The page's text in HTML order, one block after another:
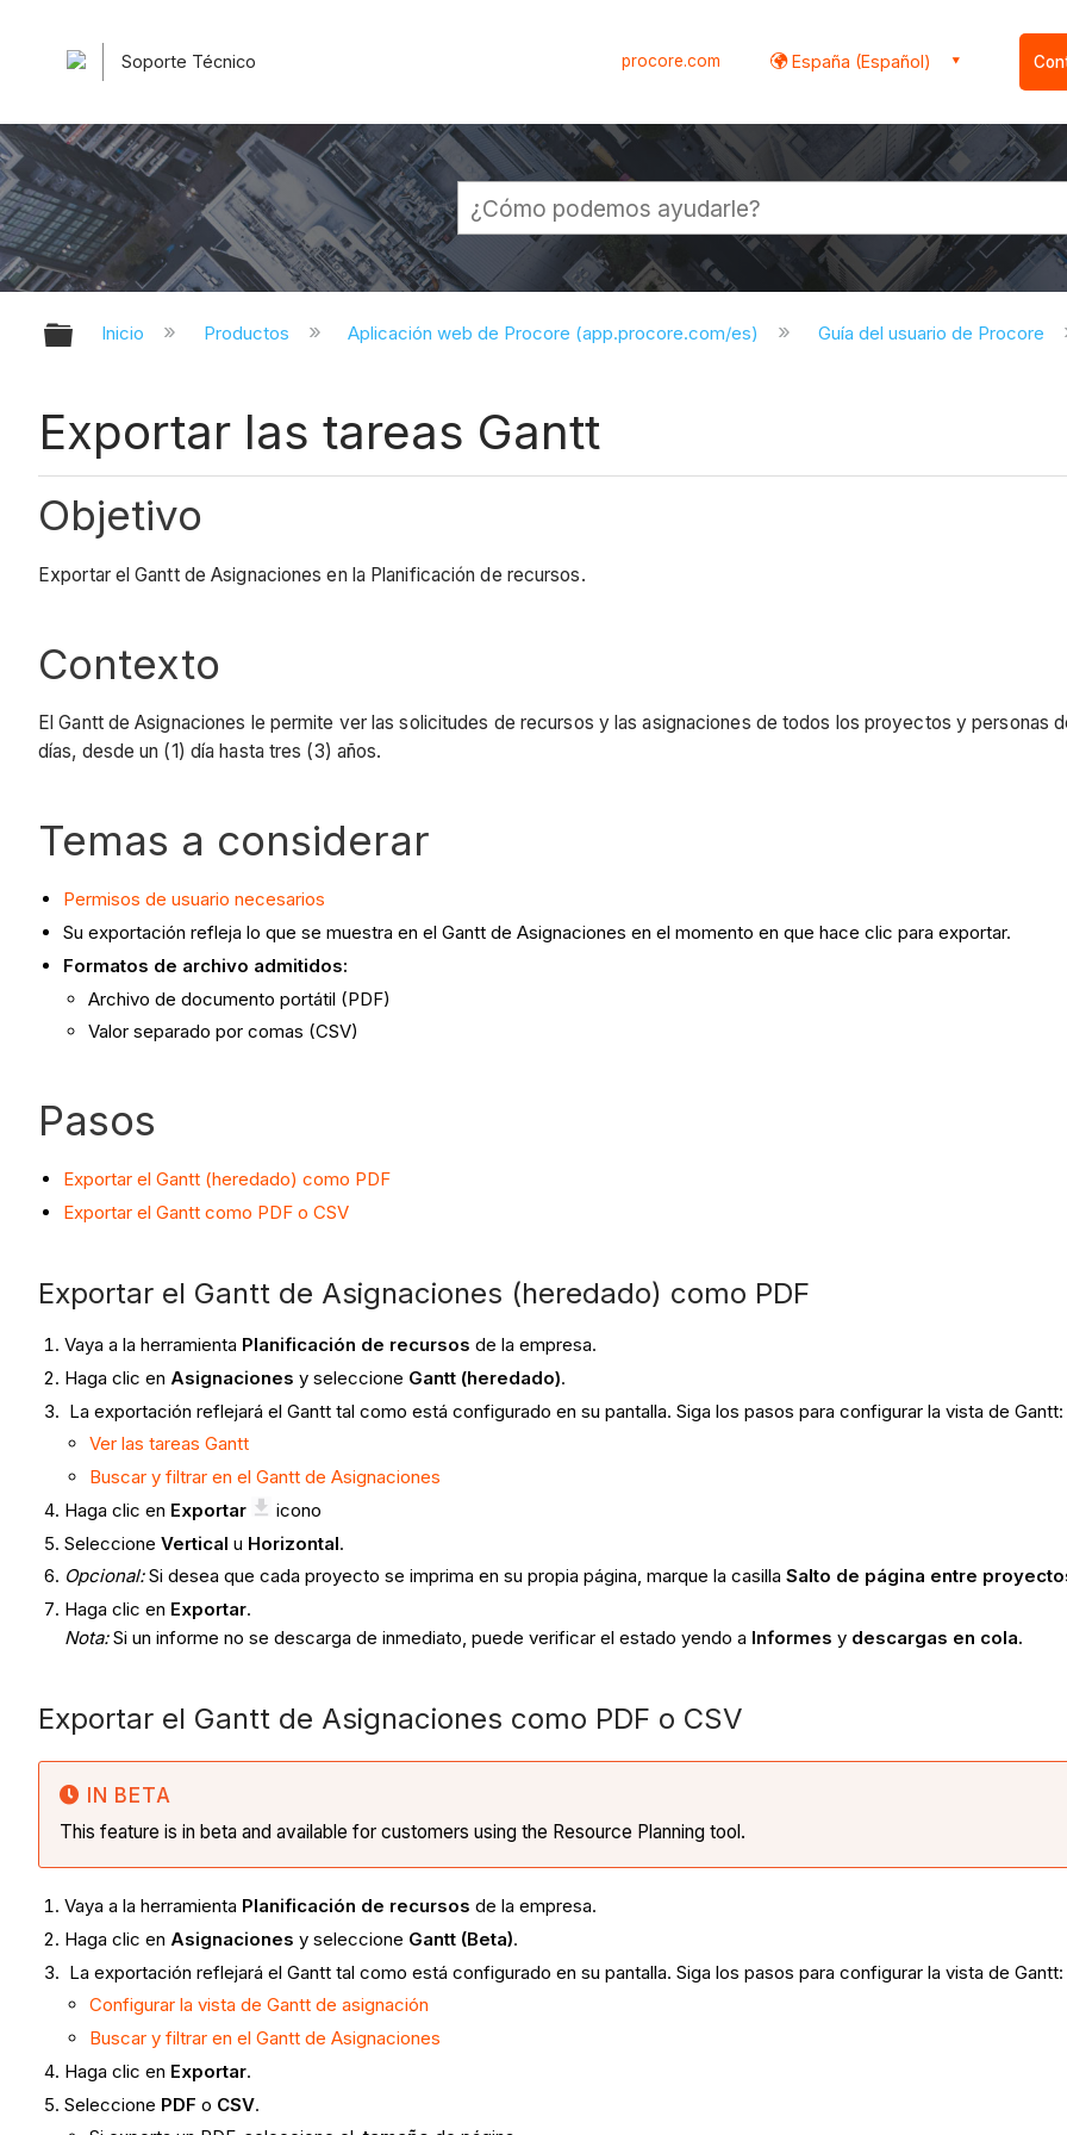
Soporte Técnico procore.com España (Español)
Expandir/contraer jerarquía global
Inicio Productos Aplicación web de Procore (app.procore.com/es) Guía del usuario de Procore
Exportar las tareas Gantt
Objetivo
Exportar el Gantt de Asignaciones en la Planificación de recursos.
Contexto
El Gantt de Asignaciones le permite ver las solicitudes de recursos y las asignaciones de todos los proyectos y personas
días, desde un (1) día hasta tres (3) años.
Temas a considerar
Permisos de usuario necesarios
Su exportación refleja lo que se muestra en el Gantt de Asignaciones en el momento en que hace clic para exportar.
Formatos de archivo admitidos:
Archivo de documento portátil (PDF)
Valor separado por comas (CSV)
Pasos
Exportar el Gantt (heredado) como PDF
Exportar el Gantt como PDF o CSV
Exportar el Gantt de Asignaciones (heredado) como PDF
Vaya a la herramienta Planificación de recursos de la empresa.
Haga clic en Asignaciones y seleccione Gantt (heredado).
La exportación reflejará el Gantt tal como está configurado en su pantalla. Siga los pasos para configurar la vista de Gantt:
Ver las tareas Gantt
Buscar y filtrar en el Gantt de Asignaciones
Haga clic en Exportar
icono
Seleccione Vertical u Horizontal.
Opcional:Si desea que cada proyecto se imprima en su propia página, marque la casillaSalto de página entre
Haga clic en Exportar.
Nota:Si un informe no se descarga de inmediato, puede verificar el estado yendo a Informes y descargas en cola.
Exportar el Gantt de Asignaciones como PDF o CSV
IN BETA
This feature is in beta and available for customers using the Resource Planning tool.
Vaya a la herramienta Planificación de recursos de la empresa.
Haga clic en Asignaciones y seleccione Gantt (Beta).
La exportación reflejará el Gantt tal como está configurado en su pantalla. Siga los pasos para configurar la vista de Gantt:
Configurar la vista de Gantt de asignación
Buscar y filtrar en el Gantt de Asignaciones
Haga clic en Exportar.
Seleccione PDF o CSV.